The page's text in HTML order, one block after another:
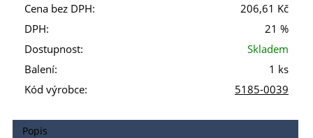
Cena bez DPH:
206,61 Kč
DPH:
21 %
Dostupnost:
Skladem
Balení:
1 ks
Kód výrobce:
5185-0039
Popis